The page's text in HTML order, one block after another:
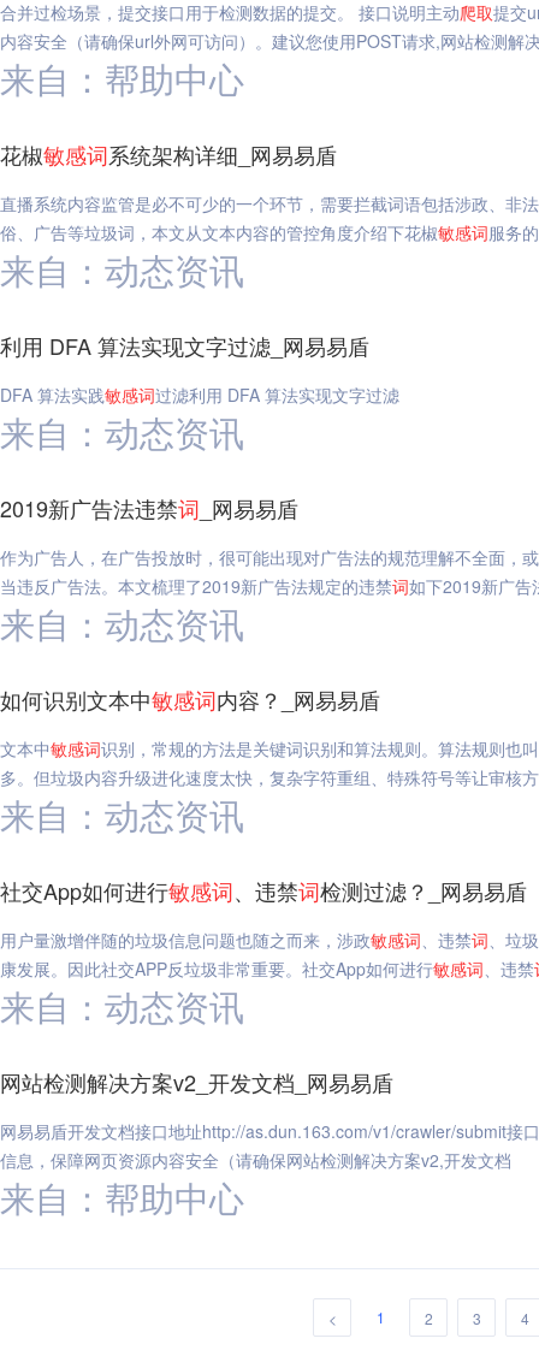
合并过检场景，提交接口用于检测数据的提交。 接口说明主动爬取提交
内容安全（请确保url外网可访问）。建议您使用POST请求,网站检测
来自：帮助中心
花椒敏感词系统架构详细_网易易盾
直播系统内容监管是必不可少的一个环节，需要拦截词语包括涉政、非
俗、广告等垃圾词，本文从文本内容的管控角度介绍下花椒敏感词服务
来自：动态资讯
利用 DFA 算法实现文字过滤_网易易盾
DFA 算法实践敏感词过滤利用 DFA 算法实现文字过滤
来自：动态资讯
2019新广告法违禁词 _网易易盾
作为广告人，在广告投放时，很可能出现对广告法的规范理解不全面，
当违反广告法。本文梳理了2019新广告法规定的违禁词如下2019新广告
来自：动态资讯
如何识别文本中敏感词内容？_网易易盾
文本中敏感词识别，常规的方法是关键词识别和算法规则。算法规则也
多。但垃圾内容升级进化速度太快，复杂字符重组、特殊符号等让审核
来自：动态资讯
社交App如何进行敏感词、违禁词检测过滤？_网易易盾
用户量激增伴随的垃圾信息问题也随之而来，涉政敏感词、违禁词、垃
康发展。因此社交APP反垃圾非常重要。社交App如何进行敏感词、违禁
来自：动态资讯
网站检测解决方案v2_开发文档_网易易盾
网易易盾开发文档接口地址http://as.dun.163.com/v1/crawler/submit接
信息，保障网页资源内容安全（请确保网站检测解决方案v2,开发文档
来自：帮助中心
< 1 2 3 4